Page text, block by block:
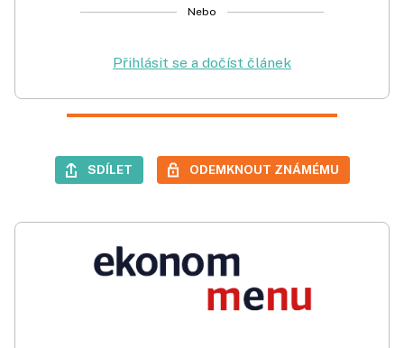
Nebo
Přihlásit se a dočíst článek
SDÍLET ODEMKNOUT ZNÁMÉMU